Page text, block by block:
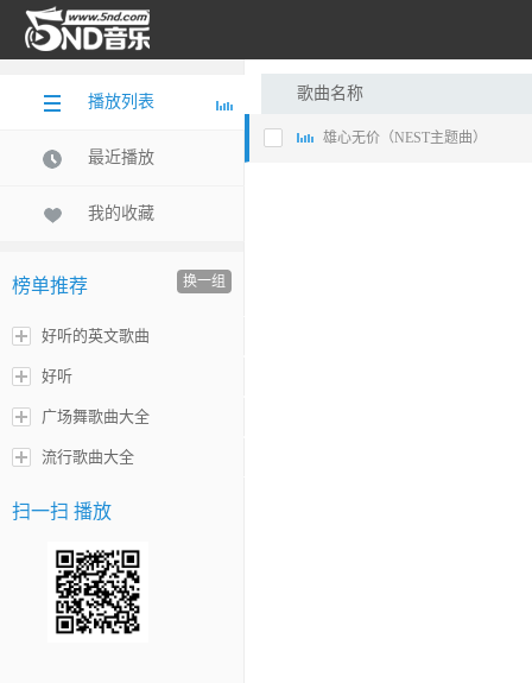
播放列表
最近播放
我的收藏
榜单推荐 换一组
好听的英文歌曲
好听
广场舞歌曲大全
流行歌曲大全
扫一扫 播放
歌曲名称
雄心无价（NEST主题曲）